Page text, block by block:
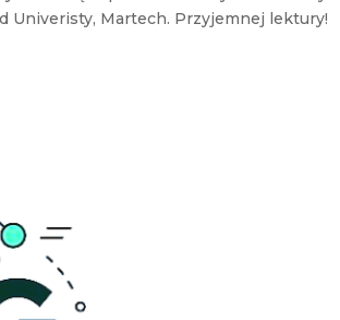
Univeristy, Martech. Przyjemnej lektury!